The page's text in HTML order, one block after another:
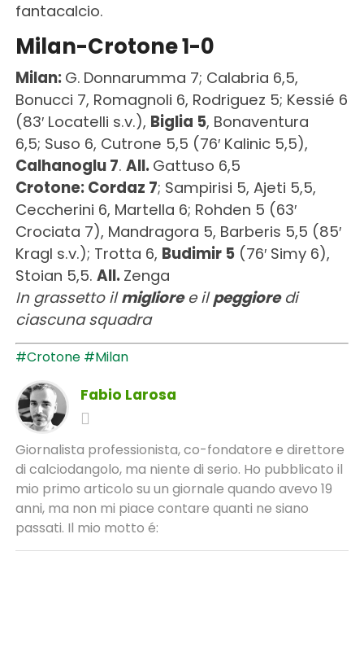
fantacalcio.
Milan-Crotone 1-0
Milan: G. Donnarumma 7; Calabria 6,5,
Bonucci 7, Romagnoli 6, Rodriguez 5; Kessié 6
(83′ Locatelli s.v.), Biglia 5, Bonaventura
6,5; Suso 6, Cutrone 5,5 (76′ Kalinic 5,5),
Calhanoglu 7. All. Gattuso 6,5
Crotone: Cordaz 7; Sampirisi 5, Ajeti 5,5,
Ceccherini 6, Martella 6; Rohden 5 (63′
Crociata 7), Mandragora 5, Barberis 5,5 (85′
Kragl s.v.); Trotta 6, Budimir 5(76′ Simy 6),
Stoian 5,5. All. Zenga
In grassetto ilmiglioree ilpeggioredi
ciascuna squadra
#Crotone #Milan
Fabio Larosa
Giornalista professionista, co-fondatore e direttore
di calciodangolo, ma niente di serio. Ho pubblicato il
mio primo articolo su un giornale quando avevo 19
anni, ma non mi piace contare quanti ne siano
passati. Il mio motto é: